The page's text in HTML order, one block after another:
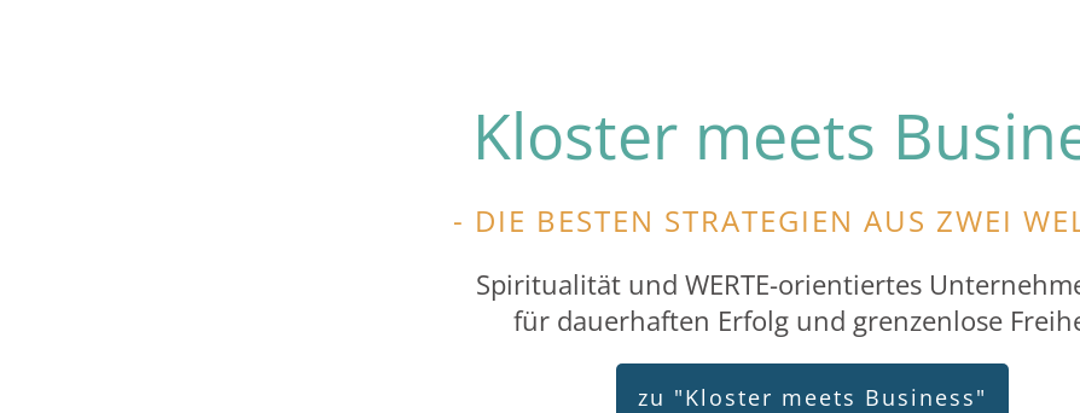
Kloster meets
- DIE BESTEN STRATEGIEN AUS ZWEI
Spiritualität und WERTE-orientiertes
für dauerhaften Erfolg und grenzenlose
zu "Kloster meets Business"